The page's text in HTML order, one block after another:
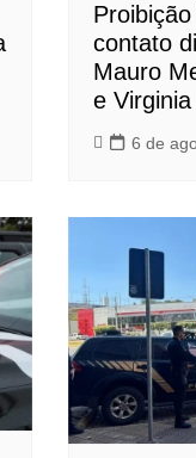
contato
Mauro
e
6 de